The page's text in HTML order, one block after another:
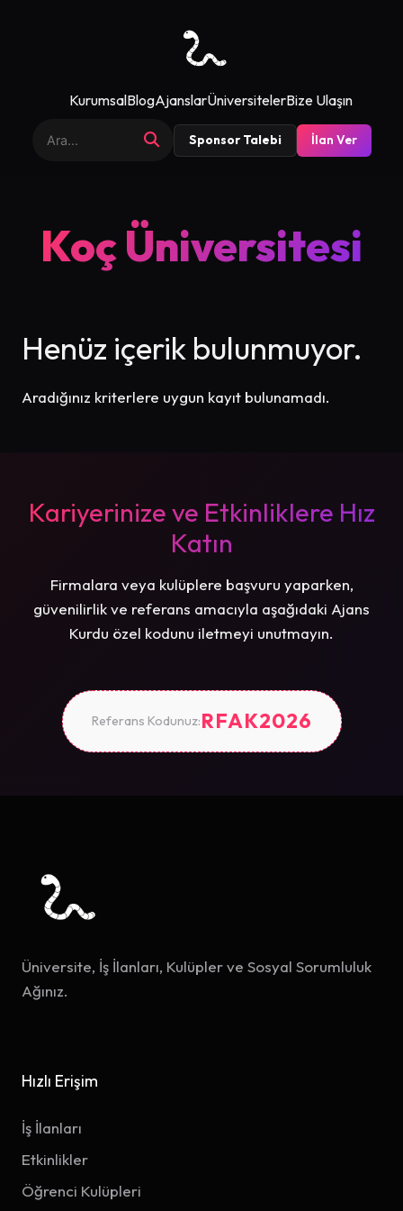
KurumsalBlogAjanslarÜniversitelerBize Ulaşın
Sponsor Talebi İlan Ver
Koç Üniversitesi
Henüz içerik bulunmuyor.
Aradığınız kriterlere uygun kayıt bulunamadı.
Kariyerinize ve Etkinliklere Hız
Katın
Firmalara veya kulüplere başvuru yaparken,
güvenilirlik ve referans amacıyla aşağıdaki Ajans
Kurdu özel kodunu iletmeyi unutmayın.
Referans Kodunuz:RFAK2026
Üniversite, İş İlanları, Kulüpler ve Sosyal Sorumluluk
Ağınız.
Hızlı Erişim
İş İlanları
Etkinlikler
Öğrenci Kulüpleri